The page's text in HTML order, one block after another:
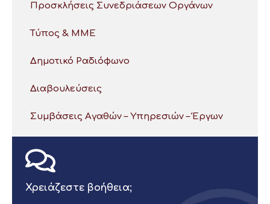
Προσκλήσεις Συνεδριάσεων Οργάνων
Τύπος & ΜΜΕ
Δημοτικό Ραδιόφωνο
Διαβουλεύσεις
Συμβάσεις Αγαθών – Υπηρεσιών – Έργων
Χρειάζεστε βοήθεια;